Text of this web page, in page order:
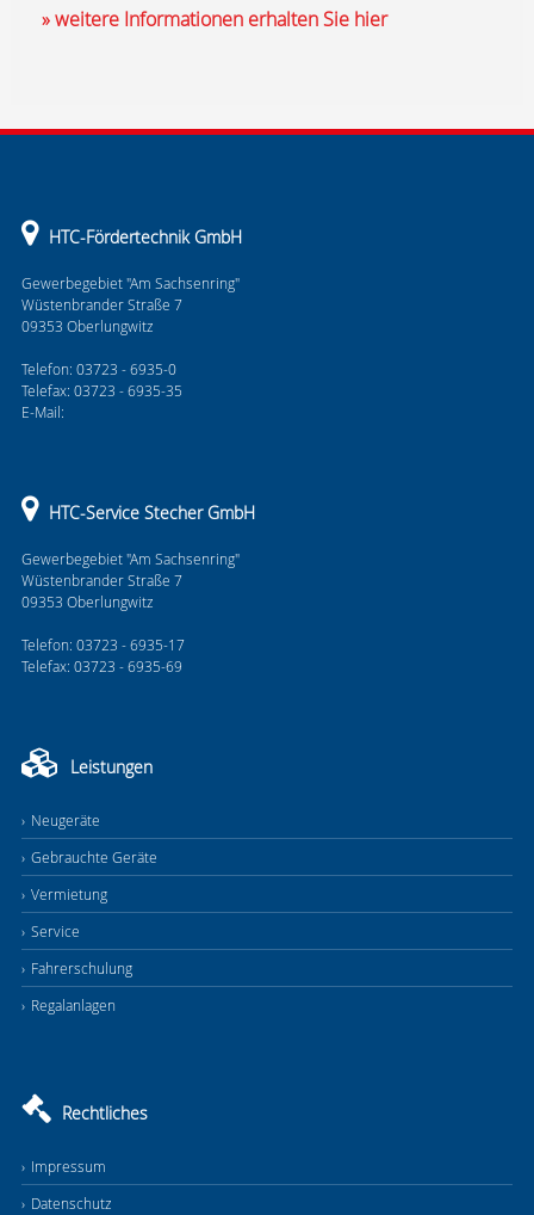
» weitere Informationen erhalten Sie hier
HTC-Fördertechnik GmbH
Gewerbegebiet "Am Sachsenring"
Wüstenbrander Straße 7
09353 Oberlungwitz
Telefon: 03723 - 6935-0
Telefax: 03723 - 6935-35
E-Mail:
HTC-Service Stecher GmbH
Gewerbegebiet "Am Sachsenring"
Wüstenbrander Straße 7
09353 Oberlungwitz
Telefon: 03723 - 6935-17
Telefax: 03723 - 6935-69
Leistungen
Neugeräte
Gebrauchte Geräte
Vermietung
Service
Fahrerschulung
Regalanlagen
Rechtliches
Impressum
Datenschutz